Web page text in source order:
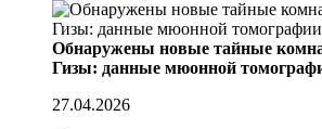
Обнаружены новые тайные
Гизы: данные мюонной
27.04.2026